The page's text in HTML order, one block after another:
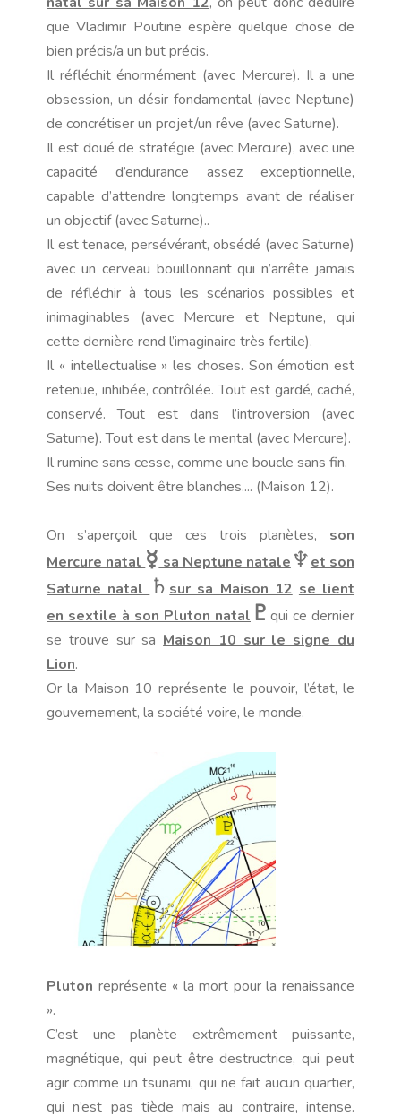
que Vladimir Poutine espère quelque chose de
bien précis/a un but précis.
Il réfléchit énormément (avec Mercure). Il a une
obsession, un désir fondamental (avec Neptune)
de concrétiser un projet/un rêve (avec Saturne).
Il est doué de stratégie (avec Mercure), avec une
capacité d’endurance assez exceptionnelle,
capable d’attendre longtemps avant de réaliser
un objectif (avec Saturne)..
Il est tenace, persévérant, obsédé (avec Saturne)
avec un cerveau bouillonnant qui n’arrête jamais
de réfléchir à tous les scénarios possibles et
inimaginables (avec Mercure et Neptune, qui
cette dernière rend l’imaginaire très fertile).
Il « intellectualise » les choses. Son émotion est
retenue, inhibée, contrôlée. Tout est gardé, caché,
conservé. Tout est dans l’introversion (avec
Saturne). Tout est dans le mental (avec Mercure).
Il rumine sans cesse, comme une boucle sans fin.
Ses nuits doivent être blanches.... (Maison 12).
On s’aperçoit que ces trois planètes, son
Mercure natal ☿ sa Neptune natale♆et son
Saturne natal ♄ sur sa Maison 12 se lient
en sextile à son Pluton natal ♇ qui ce dernier
se trouve sur sa Maison 10 sur le signe du
Lion.
Or la Maison 10 représente le pouvoir, l’état, le
gouvernement, la société voire, le monde.
Pluton représente « la mort pour la renaissance
».
C’est une planète extrêmement puissante,
magnétique, qui peut être destructrice, qui peut
agir comme un tsunami, qui ne fait aucun quartier,
qui n’est pas tiède mais au contraire, intense.